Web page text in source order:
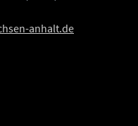
anhalt.de